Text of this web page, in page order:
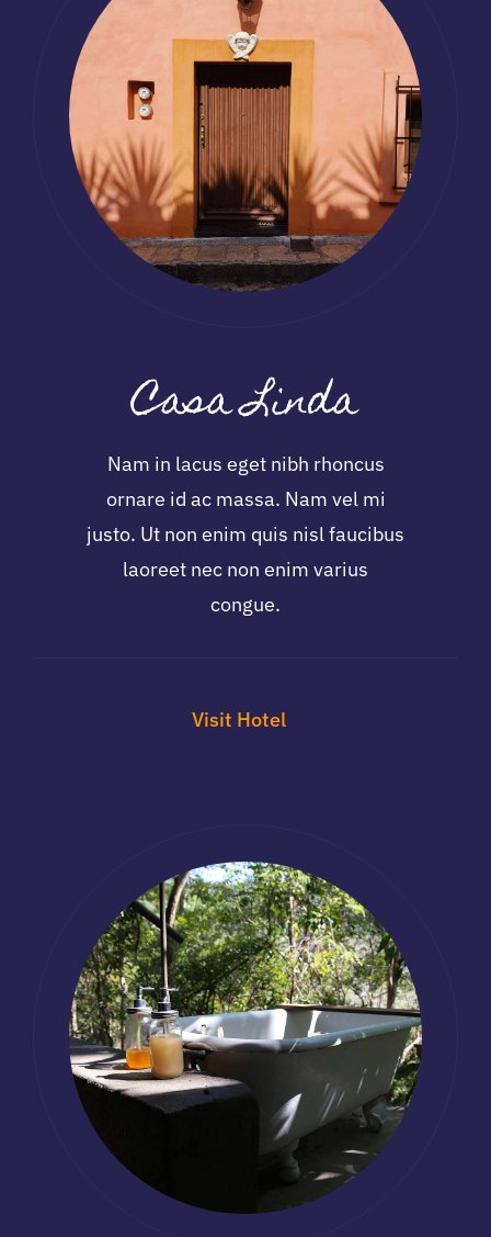
Casa Linda
Nam in lacus eget nibh rhoncus
ornare id ac massa. Nam vel mi
justo. Ut non enim quis nisl faucibus
laoreet nec non enim varius
congue.
Visit Hotel